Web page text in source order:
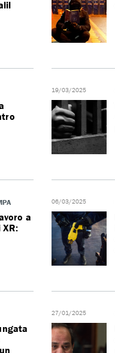
19/03/2025
a
06/03/2025
27/01/2025